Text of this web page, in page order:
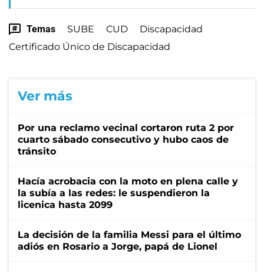
Temas SUBE CUD
Discapacidad
Certificado Único de Discapacidad
Ver más
Por una reclamo vecinal cortaron ruta 2 por
cuarto sábado consecutivo y hubo caos de
tránsito
Hacía acrobacia con la moto en plena calle y
la subía a las redes: le suspendieron la
licenica hasta 2099
La decisión de la familia Messi para el último
adiós en Rosario a Jorge, papá de Lionel